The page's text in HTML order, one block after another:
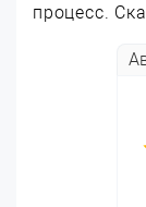
процесс.